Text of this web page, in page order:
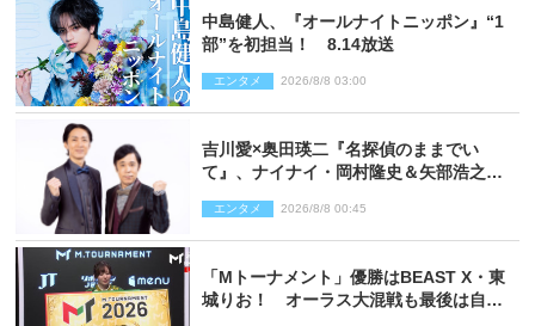
中島健人、『オールナイトニッポン』“1
部”を初担当！ 8.14放送
エンタメ 2026/8/8 03:00
吉川愛×奥田瑛二『名探偵のままでい
て』、ナイナイ・岡村隆史＆矢部浩之の
エンタメ 2026/8/8 00:45
「Mトーナメント」優勝はBEAST X・東
城りお！ オーラス大混戦も最後は自ら